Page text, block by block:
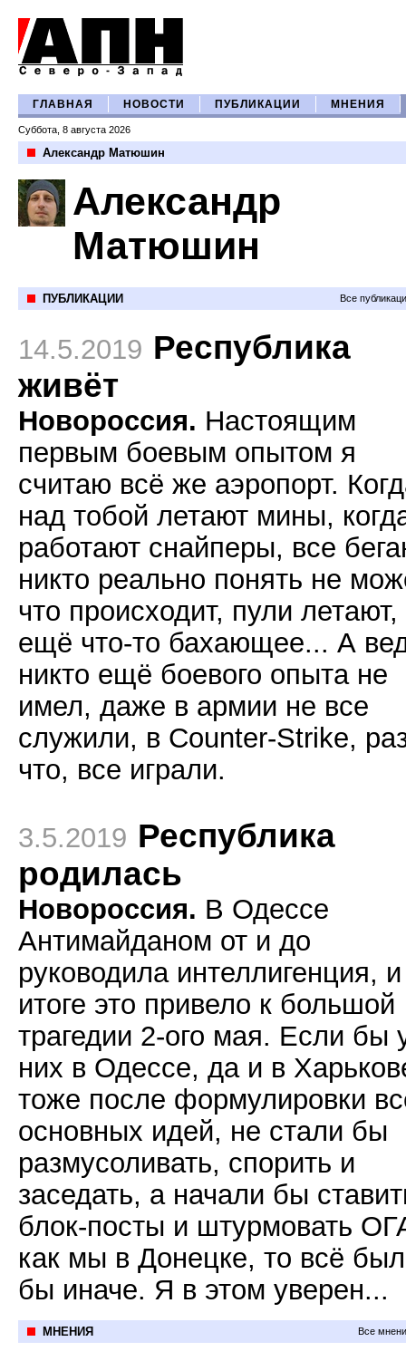
ГЛАВНАЯ НОВОСТИ ПУБЛИКАЦИИ МНЕНИЯ
Суббота, 8 августа 2026
Александр Матюшин
Александр
Матюшин
ПУБЛИКАЦИИ Все
14.5.2019 Республика
живёт
Новороссия. Настоящим
первым боевым опытом я
считаю всё же аэропорт.
над тобой летают мины,
работают снайперы, все
никто реально понять не
что происходит, пули летают,
ещё что-то бахающее... А
никто ещё боевого опыта не
имел, даже в армии не все
служили, в Counter-Strike,
что, все играли.
3.5.2019 Республика
родилась
Новороссия. В Одессе
Антимайданом от и до
руководила интеллигенция,
итоге это привело к большой
трагедии 2-ого мая. Если бы
них в Одессе, да и в
тоже после формулировки
основных идей, не стали бы
размусоливать, спорить и
заседать, а начали бы
блок-посты и штурмовать
как мы в Донецке, то всё
бы иначе. Я в этом уверен...
МНЕНИЯ Все